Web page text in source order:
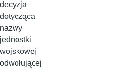
decyzja
dotycząca
nazwy
jednostki
wojskowej
odwołującej